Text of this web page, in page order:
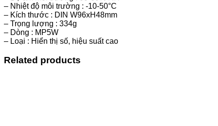
– Nhiệt độ môi trường : -10-50°C
– Kích thước : DIN W96xH48mm
– Trọng lượng : 334g
– Dòng : MP5W
– Loại : Hiển thị số, hiệu suất cao
Related products